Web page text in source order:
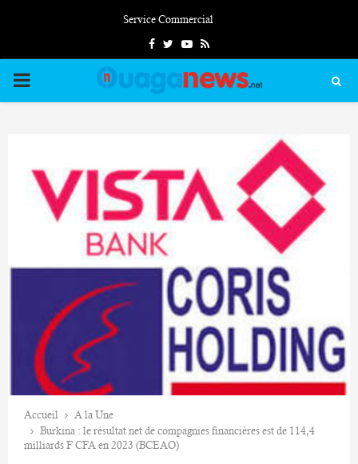
Service Commercial
FacebookTwitterYoutube
Rss
PRIMARY
Accueil
A la Une
Burkina : le résultat net de compagnies financières est de 114,4
milliards F CFA en 2023 (BCEAO)